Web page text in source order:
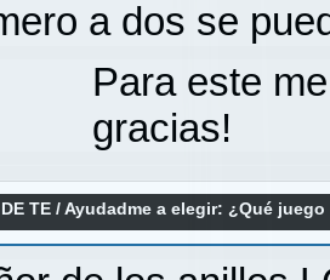
a dos se
Para este
gracias!
TE /Ayudadme a elegir: ¿Qué